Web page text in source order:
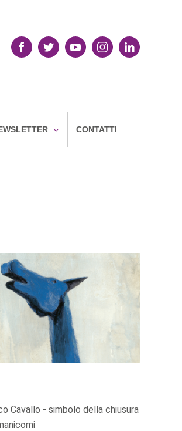
CONTATTI
Cavallo - simbolo della chiusura